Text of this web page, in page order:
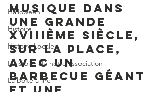
Halloween
Histoire
Histoire Locale
L'histoire de notre association
La boite à lire
musique dans
une grande
XVIIIème siècle,
sur la place,
avec un
barbecue géant